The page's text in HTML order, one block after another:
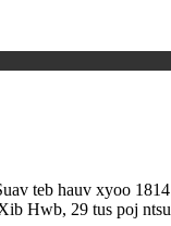
teb hauv xyoo
Hwb, 29 tus poj